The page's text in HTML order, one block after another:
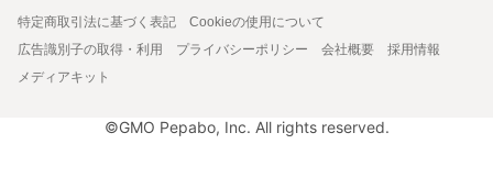
特定商取引法に基づく表記
Cookieの使用について
広告識別子の取得・利用
プライバシーポリシー 会社概要
採用情報
メディアキット
©GMO Pepabo, Inc. All rights reserved.